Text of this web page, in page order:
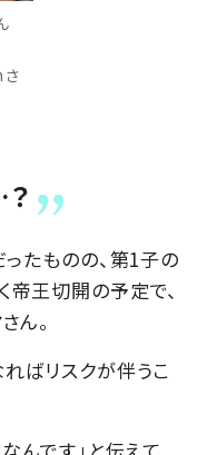
たものの、第1子の
帝王切開の予定で、
ん。
ばリスクが伴うこ